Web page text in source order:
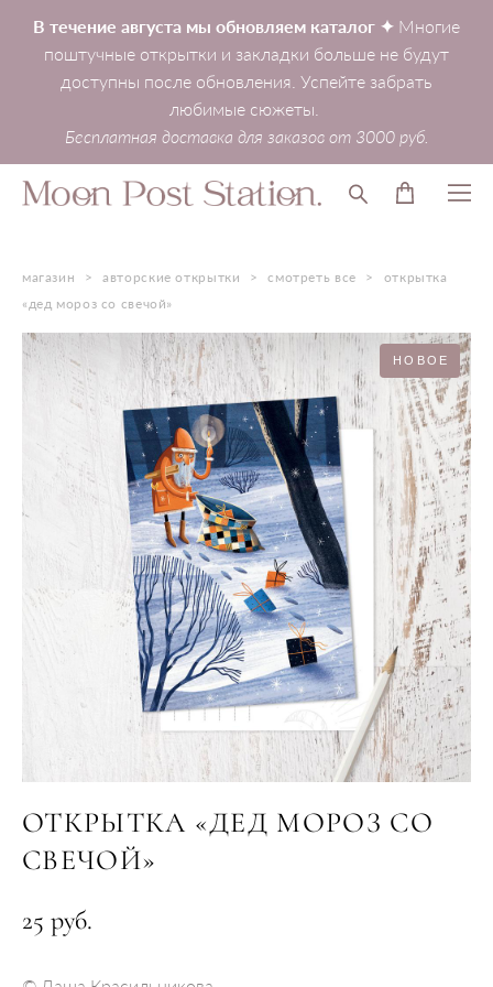
В течение августа мы обновляем каталог ✦ Многие
поштучные открытки и закладки больше не будут
доступны после обновления. Успейте забрать
любимые сюжеты.
Бесплатная доставка для заказов от 3000 руб.
магазин > авторские открытки > смотреть все >
открытка
«дед мороз со свечой»
НОВОЕ
ОТКРЫТКА «ДЕД МОРОЗ СО
СВЕЧОЙ»
25 pуб.